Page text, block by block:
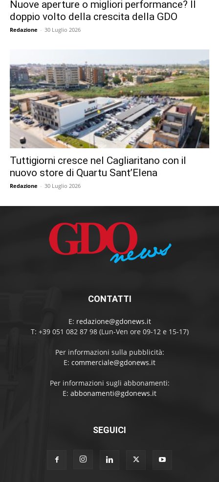
Nuove aperture o migliori performance? Il
doppio volto della crescita della GDO
Redazione - 30 Luglio 2026
Tuttigiorni cresce nel Cagliaritano con il
nuovo store di Quartu Sant’Elena
Redazione - 30 Luglio 2026
CONTATTI
E: redazione@gdonews.it
T: +39 051 082 87 98 (Lun-Ven ore 09-12 e 15-17)
Per informazioni sulla pubblicità:
E: commerciale@gdonews.it
Per informazioni sugli abbonamenti:
E: abbonamenti@gdonews.it
SEGUICI